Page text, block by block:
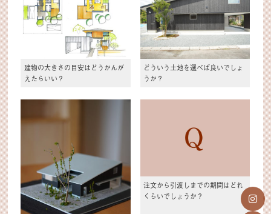
建物の大きさの目安はどうかんが
えたらいい？
どういう土地を選べば良いでしょ
うか？
注文から引渡しまでの期間はどれ
くらいでしょうか？